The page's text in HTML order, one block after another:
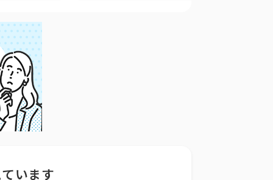
います